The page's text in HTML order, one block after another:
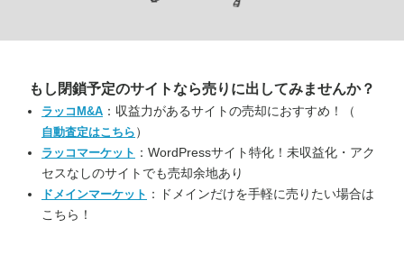
もし閉鎖予定のサイトなら売りに出してみませんか？
ラッコM&A ：収益力があるサイトの売却におすすめ！（
自動査定はこちら ）
ラッコマーケット ：WordPressサイト特化！未収益化・アク
セスなしのサイトでも売却余地あり
ドメインマーケット ：ドメインだけを手軽に売りたい場合は
こちら！